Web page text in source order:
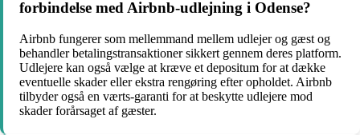
forbindelse med Airbnb-udlejning i Odense?
Airbnb fungerer som mellemmand mellem udlejer og gæst og
behandler betalingstransaktioner sikkert gennem deres platform.
Udlejere kan også vælge at kræve et depositum for at dække
eventuelle skader eller ekstra rengøring efter opholdet. Airbnb
tilbyder også en værts-garanti for at beskytte udlejere mod
skader forårsaget af gæster.